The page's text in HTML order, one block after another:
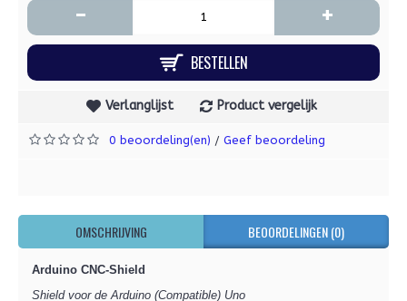
- +
BESTELLEN
Verlanglijst Product vergelijk
0 beoordeling(en) / Geef beoordeling
OMSCHRIJVING BEOORDELINGEN (0)
Arduino CNC-Shield
Shield voor de Arduino (Compatible) Uno